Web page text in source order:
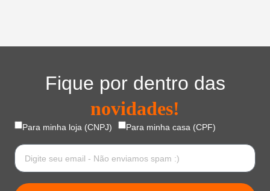
Fique por dentro das
novidades!
Para minha loja (CNPJ) Para minha casa (CPF)